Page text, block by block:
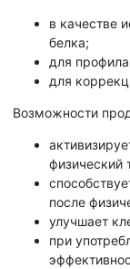
в качестве
белка;
для
для
Возможности
физический
после
улучшает
при